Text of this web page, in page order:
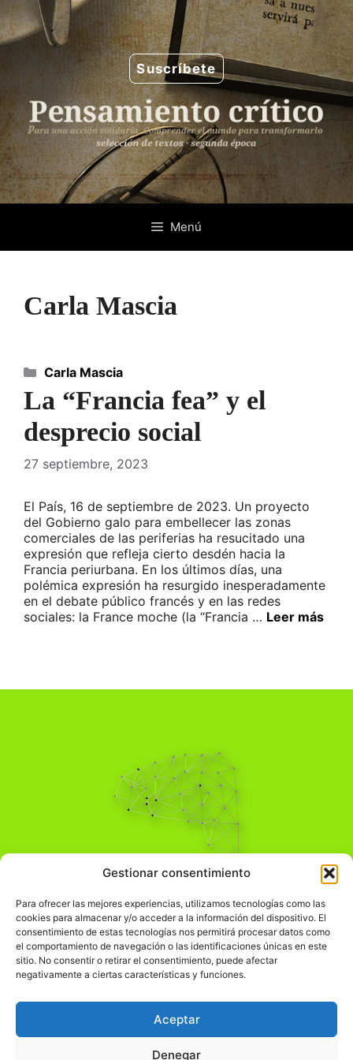
Gestionar consentimiento
Para ofrecer las mejores experiencias, utilizamos tecnologías como las
cookies para almacenar y/o acceder a la información del dispositivo. El
consentimiento de estas tecnologías nos permitirá procesar datos como
el comportamiento de navegación o las identificaciones únicas en este
sitio. No consentir o retirar el consentimiento, puede afectar
negativamente a ciertas características y funciones.
Aceptar
Denegar
Saltar
al
contenido
Suscríbete
Menú
Carla Mascia
La “Francia fea” y el
desprecio social
27 septiembre, 2023
El País, 16 de septiembre de 2023. Un proyecto
del Gobierno galo para embellecer las zonas
comerciales de las periferias ha resucitado una
expresión que refleja cierto desdén hacia la
Francia periurbana. En los últimos días, una
polémica expresión ha resurgido inesperadamente
en el debate público francés y en las redes
sociales: la France moche (la “Francia … Leer más
Categorías
Carla Mascia
Pensamiento Crítico
Comprender el mundo para transformarlo.
Información Legal
჻Política de privacidad
Política de cookies